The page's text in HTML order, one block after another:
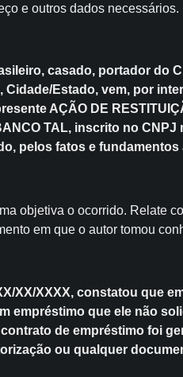
e outros dados necessários.
casado, portador do
Cidade/Estado, vem, por
AÇÃO DE
TAL, inscrito no CNPJ
pelos fatos e
objetiva o ocorrido. Relate
em que o autor tomou
XX/XXXX, constatou que
empréstimo que ele não
de empréstimo foi
ou qualquer